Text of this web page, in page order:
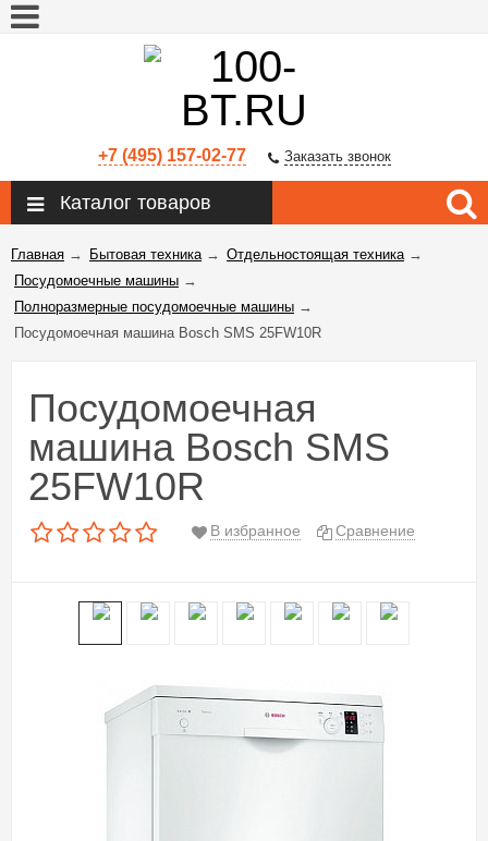
+7 (495) 157-02-77 Заказать звонок
Каталог товаров
Главная → Бытовая техника→ Отдельностоящая техника→
Посудомоечные машины →
Полноразмерные посудомоечные машины →
Посудомоечная машина Bosch SMS 25FW10R
Посудомоечная
машина Bosch SMS
25FW10R
В избранное Сравнение